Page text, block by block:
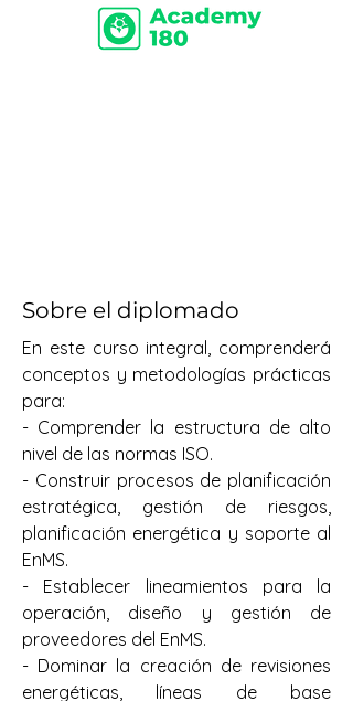
Sobre el diplomado
En este curso integral, comprenderá
conceptos y metodologías prácticas
para:
- Comprender la estructura de alto
nivel de las normas ISO.
- Construir procesos de planificación
estratégica, gestión de riesgos,
planificación energética y soporte al
EnMS.
- Establecer lineamientos para la
operación, diseño y gestión de
proveedores del EnMS.
- Dominar la creación de revisiones
energéticas, líneas de base